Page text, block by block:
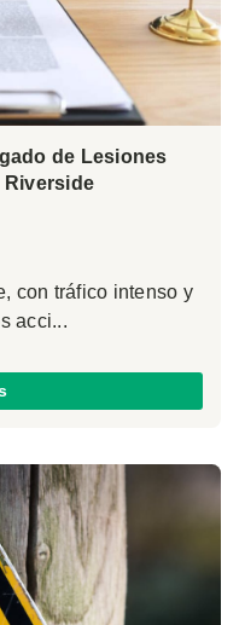
de Lesiones
Riverside
con tráfico intenso y
acci...